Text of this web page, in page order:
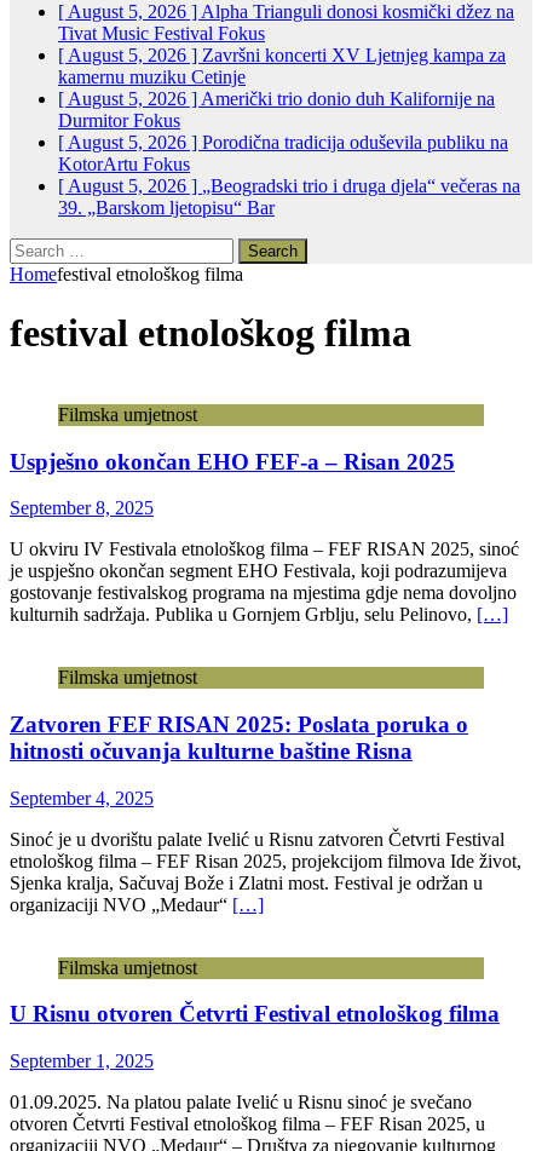
[ August 5, 2026 ] Alpha Trianguli donosi kosmički džez na
Tivat Music Festival Fokus
[ August 5, 2026 ] Završni koncerti XV Ljetnjeg kampa za
kamernu muziku Cetinje
[ August 5, 2026 ] Američki trio donio duh Kalifornije na
DurmitorFokus
[ August 5, 2026 ] Porodična tradicija oduševila publiku na
KotorArtu Fokus
[ August 5, 2026 ] „Beogradski trio i druga djela“ večeras na
39. „Barskom ljetopisu“ Bar
Search
for:
Homefestival etnološkog filma
festival etnološkog filma
Filmska umjetnost
Uspješno okončan EHO FEF-a – Risan 2025
September 8, 2025
U okviru IV Festivala etnološkog filma – FEF RISAN 2025, sinoć
je uspješno okončan segment EHO Festivala, koji podrazumijeva
gostovanje festivalskog programa na mjestima gdje nema dovoljno
kulturnih sadržaja. Publika u Gornjem Grblju, selu Pelinovo, […]
Filmska umjetnost
Zatvoren FEF RISAN 2025: Poslata poruka o
hitnosti očuvanja kulturne baštine Risna
September 4, 2025
Sinoć je u dvorištu palate Ivelić u Risnu zatvoren Četvrti Festival
etnološkog filma – FEF Risan 2025, projekcijom filmova Ide život,
Sjenka kralja, Sačuvaj Bože i Zlatni most. Festival je održan u
organizaciji NVO „Medaur“ […]
Filmska umjetnost
U Risnu otvoren Četvrti Festival etnološkog filma
September 1, 2025
01.09.2025. Na platou palate Ivelić u Risnu sinoć je svečano
otvoren Četvrti Festival etnološkog filma – FEF Risan 2025, u
organizaciji NVO „Medaur“ – Društva za njegovanje kulturnog